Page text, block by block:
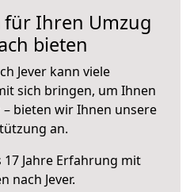
Ihren Umzug
bieten
Jever kann viele
sich bringen, um Ihnen
bieten wir Ihnen unsere
an.
Jahre Erfahrung mit
nach Jever.